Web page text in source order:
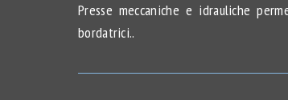
Presse meccaniche e idrauliche
bordatrici..